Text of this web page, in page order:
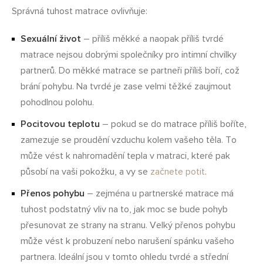
Správná tuhost matrace ovlivňuje:
Sexuální život – příliš měkké a naopak příliš tvrdé
matrace nejsou dobrými společníky pro intimní chvilky
partnerů. Do měkké matrace se partneři příliš boří, což
brání pohybu. Na tvrdé je zase velmi těžké zaujmout
pohodlnou polohu.
Pocitovou teplotu – pokud se do matrace příliš boříte,
zamezuje se proudění vzduchu kolem vašeho těla. To
může vést k nahromadění tepla v matraci, které pak
působí na vaši pokožku, a vy se začnete potit.
Přenos pohybu – zejména u partnerské matrace má
tuhost podstatný vliv na to, jak moc se bude pohyb
přesunovat ze strany na stranu. Velký přenos pohybu
může vést k probuzení nebo narušení spánku vašeho
partnera. Ideální jsou v tomto ohledu tvrdé a střední